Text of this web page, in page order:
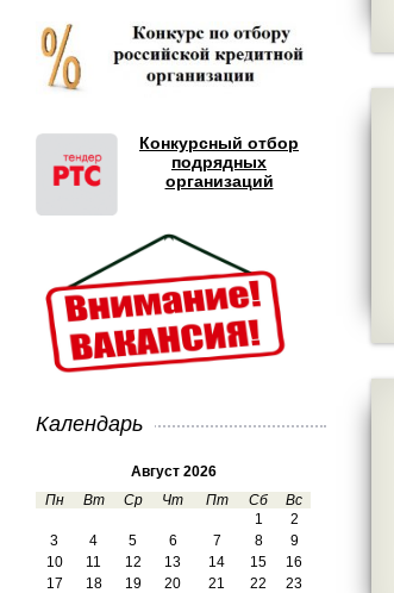
Конкурсный отбор
подрядных
организаций
Календарь
Август 2026
Пн
Вт Ср Чт Пт Сб
Вс
1
2
3
4 5 6 7 8
9
10
11 12 13 14 15
16
17
18 19 20 21 22
23